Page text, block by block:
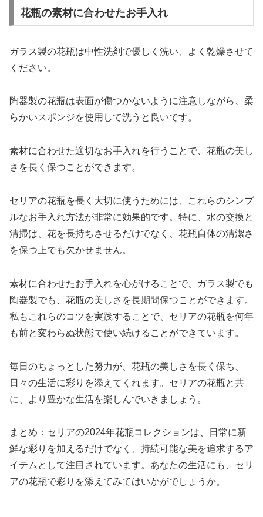
花瓶の素材に合わせたお手入れ
ガラス製の花瓶は中性洗剤で優しく洗い、よく乾燥させて
ください。
陶器製の花瓶は表面が傷つかないように注意しながら、柔
らかいスポンジを使用して洗うと良いです。
素材に合わせた適切なお手入れを行うことで、花瓶の美し
さを長く保つことができます。
セリアの花瓶を長く大切に使うためには、これらのシンプ
ルなお手入れ方法が非常に効果的です。特に、水の交換と
清掃は、花を長持ちさせるだけでなく、花瓶自体の清潔さ
を保つ上でも欠かせません。
素材に合わせたお手入れを心がけることで、ガラス製でも
陶器製でも、花瓶の美しさを長期間保つことができます。
私もこれらのコツを実践することで、セリアの花瓶を何年
も前と変わらぬ状態で使い続けることができています。
毎日のちょっとした努力が、花瓶の美しさを長く保ち、
日々の生活に彩りを添えてくれます。セリアの花瓶と共
に、より豊かな生活を楽しんでいきましょう。
まとめ：セリアの2024年花瓶コレクションは、日常に新
鮮な彩りを加えるだけでなく、持続可能な美を追求するア
イテムとして注目されています。あなたの生活にも、セリ
アの花瓶で彩りを添えてみてはいかがでしょうか。